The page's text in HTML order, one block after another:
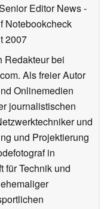
Editor News-
Notebookcheck
2007
Redakteur bei
Als freier Autor
Onlinemedien
journalistischen
und
und Projektierung
in
für Technik und